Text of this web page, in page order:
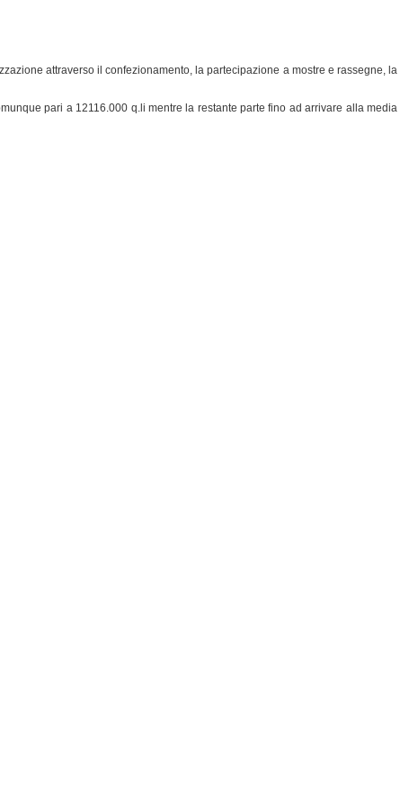
attraverso il confezionamento, la partecipazione a mostre e rassegne, la
pari a 12116.000 q.li mentre la restante parte fino ad arrivare alla media